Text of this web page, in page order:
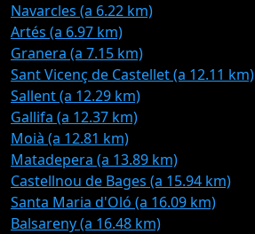
Navarcles (a 6.22 km)
Artés (a 6.97 km)
Granera (a 7.15 km)
Sant Vicenç de Castellet (a 12.11 km)
Sallent (a 12.29 km)
Gallifa (a 12.37 km)
Moià (a 12.81 km)
Matadepera (a 13.89 km)
Castellnou de Bages (a 15.94 km)
Santa Maria d'Oló (a 16.09 km)
Balsareny (a 16.48 km)